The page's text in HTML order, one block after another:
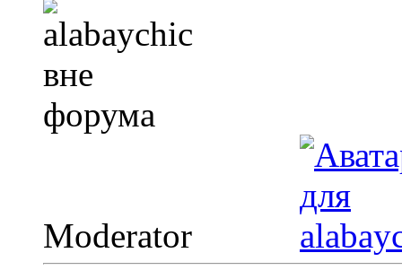
Moderator